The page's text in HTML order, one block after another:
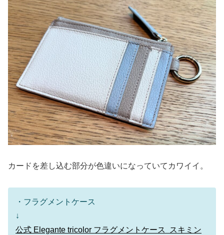
カードを差し込む部分が色違いになっていてカワイイ。
・フラグメントケース
↓
公式 Elegante tricolor フラグメントケース スキミン